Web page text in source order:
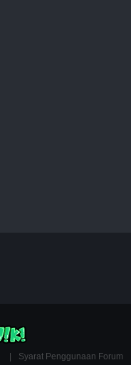
Syarat Penggunaan Forum